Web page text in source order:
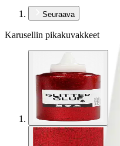
Seuraava
Karusellin pikakuvakkeet